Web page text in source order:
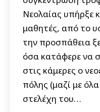
Νεολαίας υπήρξε
μαθητές, από το
την προσπάθεια
όσα κατάφερε να
στις κάμερες ο
πόλης (μαζί με
στελέχη του…